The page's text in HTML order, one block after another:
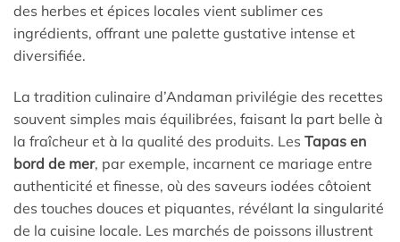
des herbes et épices locales vient sublimer ces
ingrédients, offrant une palette gustative intense et
diversifiée.
La tradition culinaire d’Andaman privilégie des recettes
souvent simples mais équilibrées, faisant la part belle à
la fraîcheur et à la qualité des produits. Les Tapas en
bord de mer, par exemple, incarnent ce mariage entre
authenticité et finesse, où des saveurs iodées côtoient
des touches douces et piquantes, révélant la singularité
de la cuisine locale. Les marchés de poissons illustrent